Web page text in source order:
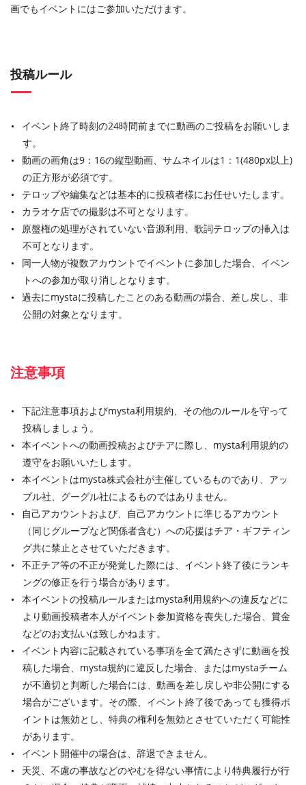
画でもイベントにはご参加いただけます。
投稿ルール
イベント終了時刻の24時間前までに動画のご投稿をお願いしま
す。
動画の画角は9：16の縦型動画、サムネイルは1：1(480px以上)
の正方形が必須です。
テロップや編集などは基本的に投稿者様にお任せいたします。
カラオケ店での撮影は不可となります。
原盤権の処理がされていない音源利用、歌詞テロップの挿入は
不可となります。
同一人物が複数アカウントでイベントに参加した場合、イベン
トへの参加が取り消しとなります。
過去にmystaに投稿したことのある動画の場合、差し戻し、非
公開の対象となります。
注意事項
下記注意事項およびmysta利用規約、その他のルールを守って
投稿しましょう。
本イベントへの動画投稿およびチアに際し、mysta利用規約の
遵守をお願いいたします。
本イベントはmysta株式会社が主催しているものであり、アッ
プル社、グーグル社によるものではありません。
自己アカウントおよび、自己アカウントに準じるアカウント
（同じグループなど関係者含む）への応援はチア・ギフティン
グ共に禁止とさせていただきます。
不正チア等の不正が発覚した際には、イベント終了後にランキ
ングの修正を行う場合があります。
本イベントの投稿ルールまたはmysta利用規約への違反などに
より動画投稿者本人がイベント参加資格を喪失した場合、賞金
などのお支払いは致しかねます。
イベント内容に記載されている事項を全て満たさずに動画を投
稿した場合、mysta規約に違反した場合、またはmystaチーム
が不適切と判断した場合には、動画を差し戻しや非公開にする
場合がございます。その際、イベント終了後であっても獲得ポ
イントは無効とし、特典の権利を無効とさせていただく可能性
があります。
イベント開催中の場合は、辞退できません。
天災、不慮の事故などのやむを得ない事情により特典履行が行